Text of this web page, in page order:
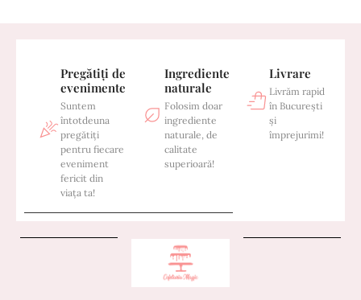
Pregătiți de
evenimente
Suntem
întotdeuna
pregătiți
pentru fiecare
eveniment
fericit din
viața ta!
Ingrediente
naturale
Folosim doar
ingrediente
naturale, de
calitate
superioară!
Livrare
Livrăm rapid
în București
și
împrejurimi!